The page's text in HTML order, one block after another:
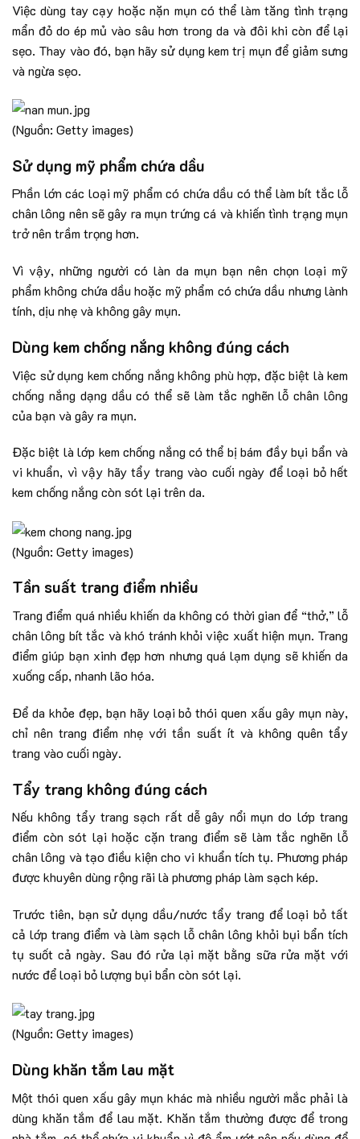
Việc dùng tay cạy hoặc nặn mụn có thể làm tăng tình trạng
mẩn đỏ do ép mủ vào sâu hơn trong da và đôi khi còn để lại
sẹo. Thay vào đó, bạn hãy sử dụng kem trị mụn để giảm sưng
và ngừa sẹo.
(Nguồn: Getty images)
Sử dụng mỹ phẩm chứa dầu
Phần lớn các loại mỹ phẩm có chứa dầu có thể làm bít tắc lỗ
chân lông nên sẽ gây ra mụn trứng cá và khiến tình trạng mụn
trở nên trầm trọng hơn.
Vì vậy, những người có làn da mụn bạn nên chọn loại mỹ
phẩm không chứa dầu hoặc mỹ phẩm có chứa dầu nhưng lành
tính, dịu nhẹ và không gây mụn.
Dùng kem chống nắng không đúng cách
Việc sử dụng kem chống nắng không phù hợp, đặc biệt là kem
chống nắng dạng dầu có thể sẽ làm tắc nghẽn lỗ chân lông
của bạn và gây ra mụn.
Đặc biệt là lớp kem chống nắng có thể bị bám đầy bụi bẩn và
vi khuẩn, vì vậy hãy tẩy trang vào cuối ngày để loại bỏ hết
kem chống nắng còn sót lại trên da.
(Nguồn: Getty images)
Tần suất trang điểm nhiều
Trang điểm quá nhiều khiến da không có thời gian để “thở,” lỗ
chân lông bít tắc và khó tránh khỏi việc xuất hiện mụn. Trang
điểm giúp bạn xinh đẹp hơn nhưng quá lạm dụng sẽ khiến da
xuống cấp, nhanh lão hóa.
Để da khỏe đẹp, bạn hãy loại bỏ thói quen xấu gây mụn này,
chỉ nên trang điểm nhẹ với tần suất ít và không quên tẩy
trang vào cuối ngày.
Tẩy trang không đúng cách
Nếu không tẩy trang sạch rất dễ gây nổi mụn do lớp trang
điểm còn sót lại hoặc cặn trang điểm sẽ làm tắc nghẽn lỗ
chân lông và tạo điều kiện cho vi khuẩn tích tụ. Phương pháp
được khuyên dùng rộng rãi là phương pháp làm sạch kép.
Trước tiên, bạn sử dụng dầu/nước tẩy trang để loại bỏ tất
cả lớp trang điểm và làm sạch lỗ chân lông khỏi bụi bẩn tích
tụ suốt cả ngày. Sau đó rửa lại mặt bằng sữa rửa mặt với
nước để loại bỏ lượng bụi bẩn còn sót lại.
(Nguồn: Getty images)
Dùng khăn tắm lau mặt
Một thói quen xấu gây mụn khác mà nhiều người mắc phải là
dùng khăn tắm để lau mặt. Khăn tắm thường được để trong